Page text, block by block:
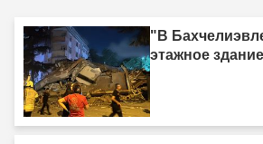
"В
этажное